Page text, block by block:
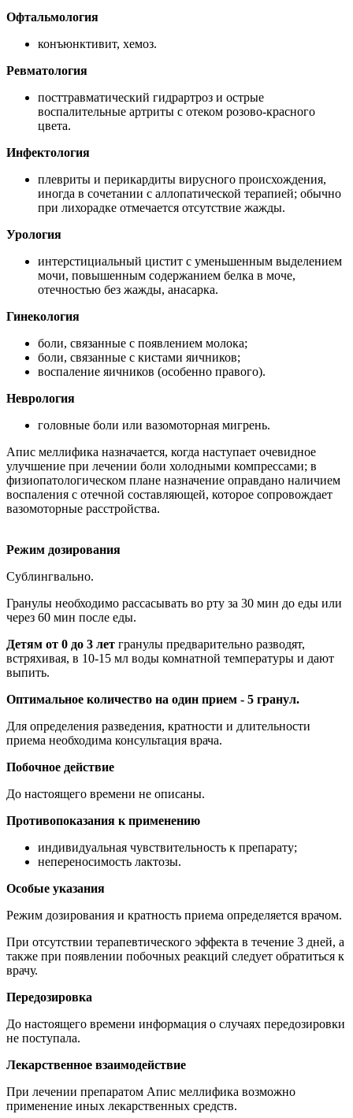
Офтальмология
конъюнктивит, хемоз.
Ревматология
посттравматический гидрартроз и острые
воспалительные артриты с отеком розово-красного
цвета.
Инфектология
плевриты и перикардиты вирусного происхождения,
иногда в сочетании с аллопатической терапией; обычно
при лихорадке отмечается отсутствие жажды.
Урология
интерстициальный цистит с уменьшенным выделением
мочи, повышенным содержанием белка в моче,
отечностью без жажды, анасарка.
Гинекология
боли, связанные с появлением молока;
боли, связанные с кистами яичников;
воспаление яичников (особенно правого).
Неврология
головные боли или вазомоторная мигрень.
Апис меллифика назначается, когда наступает очевидное
улучшение при лечении боли холодными компрессами; в
физиопатологическом плане назначение оправдано наличием
воспаления с отечной составляющей, которое сопровождает
вазомоторные расстройства.
Режим дозирования
Сублингвально.
Гранулы необходимо рассасывать во рту за 30 мин до еды или
через 60 мин после еды.
Детям от 0 до 3 лет гранулы предварительно разводят,
встряхивая, в 10-15 мл воды комнатной температуры и дают
выпить.
Оптимальное количество на один прием - 5 гранул.
Для определения разведения, кратности и длительности
приема необходима консультация врача.
Побочное действие
До настоящего времени не описаны.
Противопоказания к применению
индивидуальная чувствительность к препарату;
непереносимость лактозы.
Особые указания
Режим дозирования и кратность приема определяется врачом.
При отсутствии терапевтического эффекта в течение 3 дней, а
также при появлении побочных реакций следует обратиться к
врачу.
Передозировка
До настоящего времени информация о случаях передозировки
не поступала.
Лекарственное взаимодействие
При лечении препаратом Апис меллифика возможно
применение иных лекарственных средств.